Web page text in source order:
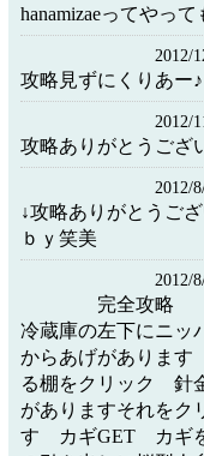
hanamizaeってやっ
2012/
攻略見ずにくりあー♪
2012/
攻略ありがとうござ
2012/
↓攻略ありがとうご
ｂｙ笑美
2012/
完全攻略
冷蔵庫の左下にニ
からあげがありま
る棚をクリック 針
がありますそれを
す カギGET カギ